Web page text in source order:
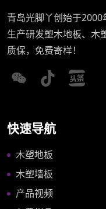
青岛光脚丫创始于
生产研发塑木地板、木
质保，免费寄样！
快速导航
木塑地板
木塑墙板
产品视频